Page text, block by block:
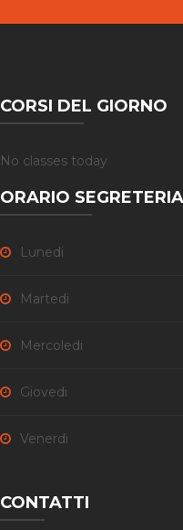
CORSI DEL GIORNO
No classes today
ORARIO SEGRETERIA
Lunedi
Martedi
Mercoledi
Giovedi
Venerdi
CONTATTI